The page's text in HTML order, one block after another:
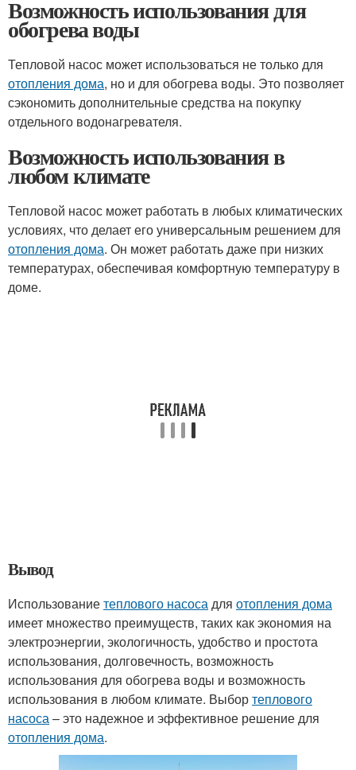
Возможность использования для
обогрева воды
Тепловой насос может использоваться не только для
отопления дома, но и для обогрева воды. Это позволяет
сэкономить дополнительные средства на покупку
отдельного водонагревателя.
Возможность использования в
любом климате
Тепловой насос может работать в любых климатических
условиях, что делает его универсальным решением для
отопления дома. Он может работать даже при низких
температурах, обеспечивая комфортную температуру в
доме.
Вывод
Использованиетеплового насосадля отопления дома
имеет множество преимуществ, таких как экономия на
электроэнергии, экологичность, удобство и простота
использования, долговечность, возможность
использования для обогрева воды и возможность
использования в любом климате. Выбортеплового
насоса– это надежное и эффективное решение для
отопления дома.